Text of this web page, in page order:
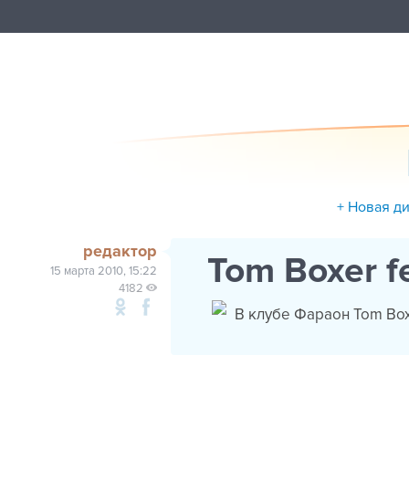
+ Новая
редактор
15 марта 2010, 15:22
4182
Tom Boxer
В клубе Фараон Tom